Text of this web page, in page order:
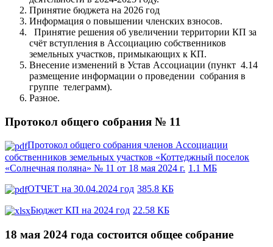
Принятие бюджета на 2026 год
Информация о повышении членских взносов.
Принятие решения об увеличении территории КП за
счёт вступления в Ассоциацию собственников
земельных участков, примыкающих к КП.
Внесение изменений в Устав Ассоциации (пункт 4.14
размещение информации о проведении собрания в
группе телеграмм).
Разное.
Протокол общего собрания № 11
Протокол общего собрания членов Ассоциации
собственников земельных участков «Коттеджный поселок
«Солнечная поляна» № 11 от 18 мая 2024 г. 1.1 МБ
ОТЧЕТ на 30.04.2024 год 385.8 КБ
Бюджет КП на 2024 год 22.58 КБ
18 мая 2024 года состоится общее собрание